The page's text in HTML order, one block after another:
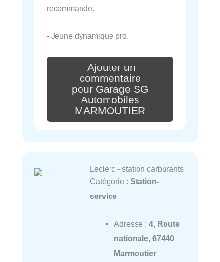
recommande.
- Jeune dynamique pro.
Ajouter un
commentaire
pour Garage SG
Automobiles
MARMOUTIER
Leclerc - station carburants
Catégorie : Station-
service
Adresse : 4, Route
nationale, 67440
Marmoutier